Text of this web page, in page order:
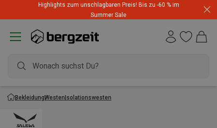
Highlights zum unschlagbaren Preis! Bis zu -60 % im
Summer Sale
BekleidungWestenIsolationswesten